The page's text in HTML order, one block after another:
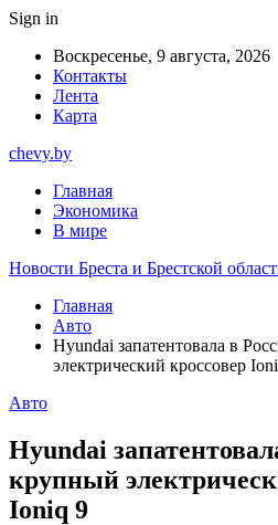
Sign in
Воскресенье, 9 августа, 2026
Контакты
Лента
Карта
chevy.by
Главная
Экономика
В мире
Новости Бреста и Брестской
Главная
Авто
Hyundai запатентовала в
электрический кроссовер
Авто
Hyundai
крупный
Ioniq 9